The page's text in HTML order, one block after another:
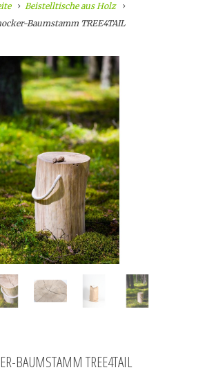
Beistelltische aus Holz
Baumstamm TREE4TAIL
BAUMSTAMM TREE4TAIL